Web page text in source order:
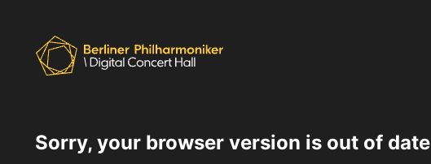
Sorry, your browser version is out of date